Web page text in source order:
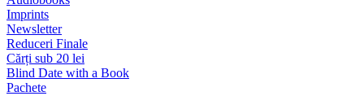
Imprints
Newsletter
Reduceri Finale
Cărți sub 20 lei
Blind Date with a Book
Pachete